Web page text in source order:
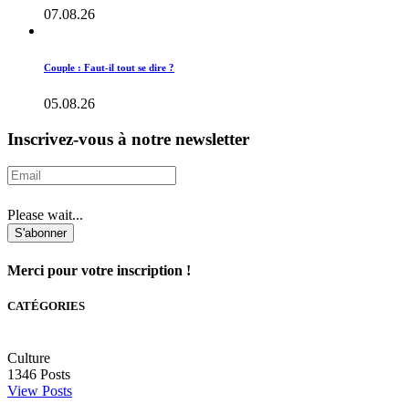
07.08.26
Couple : Faut-il tout se dire ?
05.08.26
Inscrivez-vous à notre newsletter
Please wait...
S'abonner
Merci pour votre inscription !
CATÉGORIES
Culture
1346 Posts
View Posts